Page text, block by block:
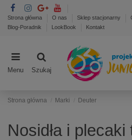
Strona główna O nas Sklep stacjonarny
Blog-Poradnik
LookBook Kontakt
Menu Szukaj
Strona główna Marki Deuter
Nosidła i